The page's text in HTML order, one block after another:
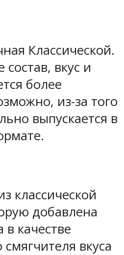
Классической.
вкус и
более
из-за того
выпускается в
классической
добавлена
в качестве
смягчителя вкуса